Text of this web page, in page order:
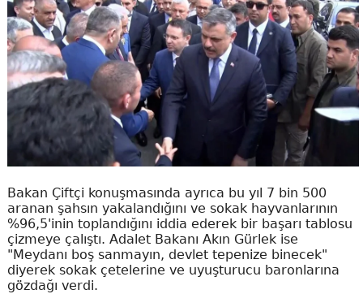
Bakan Çiftçi konuşmasında ayrıca bu yıl 7 bin 500
aranan şahsın yakalandığını ve sokak hayvanlarının
%96,5'inin toplandığını iddia ederek bir başarı tablosu
çizmeye çalıştı. Adalet Bakanı Akın Gürlek ise
"Meydanı boş sanmayın, devlet tepenize binecek"
diyerek sokak çetelerine ve uyuşturucu baronlarına
gözdağı verdi.